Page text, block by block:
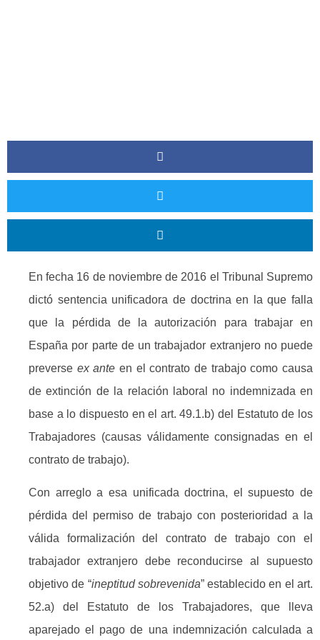
En fecha 16 de noviembre de 2016 el Tribunal Supremo
dictó sentencia unificadora de doctrina en la que falla
que la pérdida de la autorización para trabajar en
España por parte de un trabajador extranjero no puede
preverse ex ante en el contrato de trabajo como causa
de extinción de la relación laboral no indemnizada en
base a lo dispuesto en el art. 49.1.b) del Estatuto de los
Trabajadores (causas válidamente consignadas en el
contrato de trabajo).
Con arreglo a esa unificada doctrina, el supuesto de
pérdida del permiso de trabajo con posterioridad a la
válida formalización del contrato de trabajo con el
trabajador extranjero debe reconducirse al supuesto
objetivo de “ineptitud sobrevenida” establecido en el art.
52.a) del Estatuto de los Trabajadores, que lleva
aparejado el pago de una indemnización calculada a